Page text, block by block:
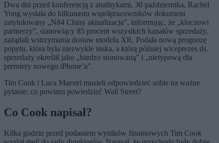
Dwa dni przed konferencją z analitykami, 30 października, Rachel
Yong wysłała do kilkunastu współpracowników dokument
zatytułowany „N84 Chiny aktualizacja”, informując, że „kluczowi
partnerzy”, stanowiący 85 procent wszystkich kanałów sprzedaży,
zażądali wstrzymania dostaw modelu XR. Podała nową prognozę
popytu, która była niezwykle niska, a którą później wiceprezes ds.
sprzedaży określił jako „bardzo stonowaną” i „nietypową dla
premiery nowego iPhone’a”.
Tim Cook i Luca Maestri musieli odpowiedzieć sobie na ważne
pytanie: co powinni powiedzieć Wall Street?
Co Cook napisał?
Kilka godzin przed podaniem wyników finansowych Tim Cook